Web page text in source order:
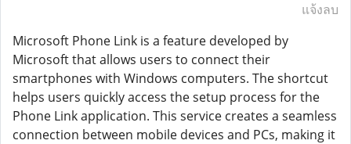
แจ้งลบ
Microsoft Phone Link is a feature developed by
Microsoft that allows users to connect their
smartphones with Windows computers. The shortcut
helps users quickly access the setup process for the
Phone Link application. This service creates a seamless
connection between mobile devices and PCs, making it